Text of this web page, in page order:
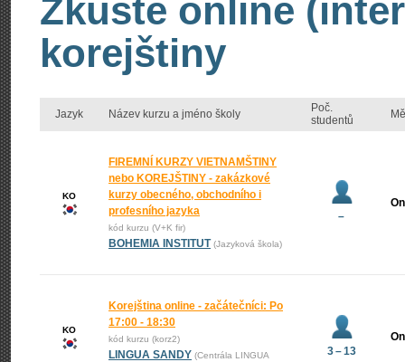
Zkuste online
korejštiny
Jazyk Název kurzu a jméno školy
Poč.
studentů
KO
FIREMNÍ KURZY VIETNAMŠTINY
nebo KOREJŠTINY - zakázkové
kurzy obecného, obchodního i
profesního jazyka
kód kurzu (V+K fir)
BOHEMIA INSTITUT (Jazyková škola)
–
KO
Korejština online - začátečníci: Po
17:00 - 18:30
kód kurzu (korz2)
LINGUA SANDY (Centrála LINGUA
3 – 13